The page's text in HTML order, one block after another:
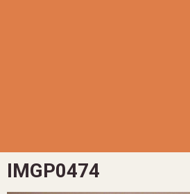
IMGP0474